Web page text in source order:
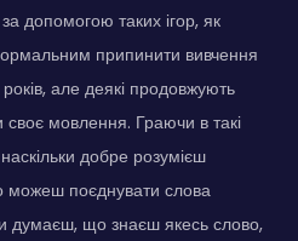
допомогою таких ігор, як
припинити вивчення
років, але деякі продовжують
своє мовлення. Граючи в такі
добре розумієш
можеш поєднувати слова
думаєш, що знаєш якесь слово,